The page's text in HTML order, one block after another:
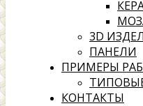
3D
ПАНЕЛИ
ПРИМЕРЫ
КОНТАКТЫ